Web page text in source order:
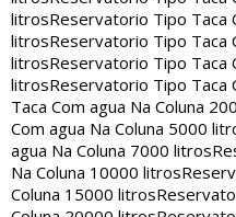
litrosReservatorio Tipo Taca
litrosReservatorio Tipo Taca
litrosReservatorio Tipo Taca
litrosReservatorio Tipo Taca
Taca Com agua Na Coluna
Com agua Na Coluna 5000
agua Na Coluna 7000 litros
Na Coluna 10000 litros
Coluna 15000 litros